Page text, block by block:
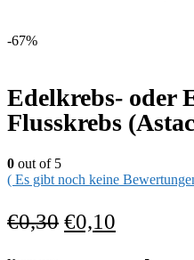
-67%
Edelkrebs- oder
Flusskrebs
0 out of 5
( Es gibt noch keine
€0,30 €0,10